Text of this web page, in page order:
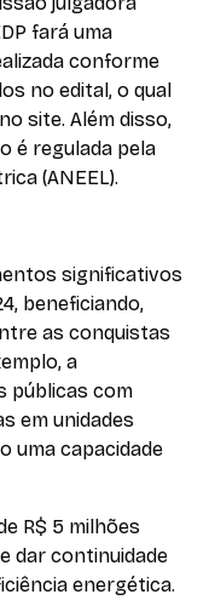
fará uma
conforme
no edital, o qual
site. Além disso,
é regulada pela
(ANEEL).
significativos
beneficiando,
as conquistas
a
públicas com
em unidades
uma capacidade
R$ 5 milhões
dar continuidade
energética.